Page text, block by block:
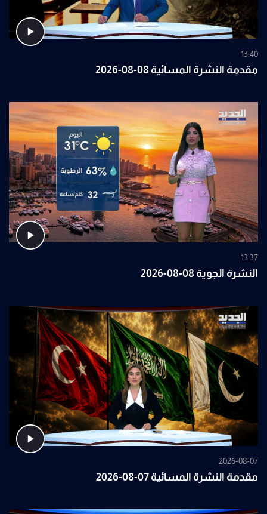
13:40
مقدمة النشرة المسائية 08-08-2026
13:37
النشرة الجوية 08-08-2026
2026-08-07
مقدمة النشرة المسائية 07-08-2026